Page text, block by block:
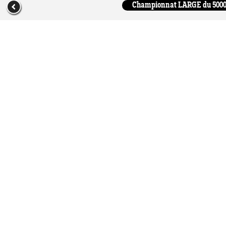
Championnat LARGE du